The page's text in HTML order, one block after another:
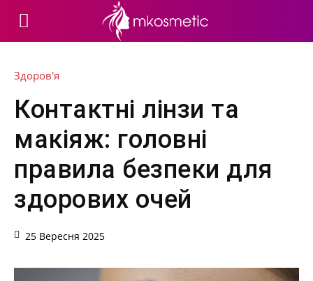
Здоров'я
Контактні лінзи та
макіяж: головні
правила безпеки для
здорових очей
25 Вересня 2025